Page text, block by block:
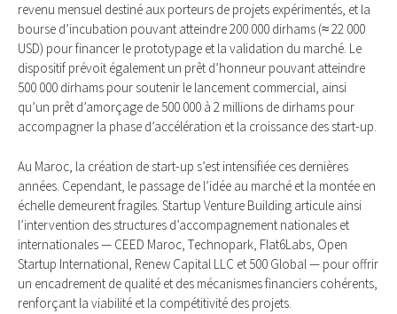
revenu mensuel destiné aux porteurs de projets expérimentés, et la
bourse d’incubation pouvant atteindre 200 000 dirhams (≈ 22 000
USD) pour financer le prototypage et la validation du marché. Le
dispositif prévoit également un prêt d’honneur pouvant atteindre
500 000 dirhams pour soutenir le lancement commercial, ainsi
qu’un prêt d’amorçage de 500 000 à 2 millions de dirhams pour
accompagner la phase d’accélération et la croissance des start-up.
Au Maroc, la création de start-up s’est intensifiée ces dernières
années. Cependant, le passage de l’idée au marché et la montée en
échelle demeurent fragiles. Startup Venture Building articule ainsi
l’intervention des structures d’accompagnement nationales et
internationales — CEED Maroc, Technopark, Flat6Labs, Open
Startup International, Renew Capital LLC et 500 Global — pour offrir
un encadrement de qualité et des mécanismes financiers cohérents,
renforçant la viabilité et la compétitivité des projets.